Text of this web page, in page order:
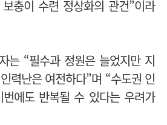
충이 수련 정상화의 관건”이라
는 “필수과 정원은 늘었지만 지
력난은 여전하다”며 “수도권 인
에도 반복될 수 있다는 우려가